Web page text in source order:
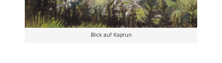
Blick auf Kaprun